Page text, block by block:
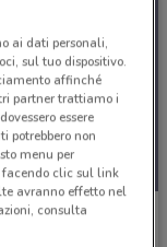
ai dati personali,
sul tuo dispositivo.
affinché
partner trattiamo i
essere
potrebbero non
menu per
facendo clic sul link
avranno effetto nel
consulta